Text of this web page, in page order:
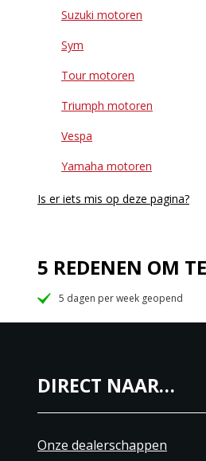
Suzuki motoren
Sym
Tour motoren
Triumph motoren
Vespa
Yamaha motoren
Is er iets mis op deze pagina?
5 REDENEN OM
5 dagen per week geopend
DIRECT NAAR…
Onze dealerschappen